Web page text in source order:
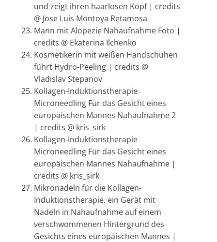
und zeigt ihren haarlosen Kopf | credits
@ Jose Luis Montoya Retamosa
Mann mit Alopezie Nahaufnahme Foto |
credits @ Ekaterina Ilchenko
Kosmetikerin mit weißen Handschuhen
führt Hydro-Peeling | credits @
Vladislav Stepanov
Kollagen-Induktionstherapie
Microneedling Für das Gesicht eines
europäischen Mannes Nahaufnahme 2
| credits @ kris_sirk
Kollagen-Induktionstherapie
Microneedling Für das Gesicht eines
europäischen Mannes Nahaufnahme |
credits @ kris_sirk
Mikronadeln für die Kollagen-
Induktionstherapie. ein Gerät mit
Nadeln in Nahaufnahme auf einem
verschwommenen Hintergrund des
Gesichts eines europäischen Mannes |